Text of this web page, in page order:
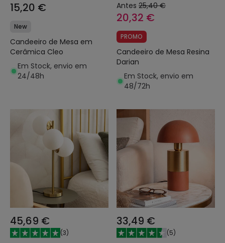
15,20 €
New
Candeeiro de Mesa em
Cerâmica Cleo
Em Stock, envio em
24/48h
Antes 25,40 €
20,32 €
PROMO
Candeeiro de Mesa Resina
Darian
Em Stock, envio em
48/72h
45,69 €
(3)
33,49 €
(5)